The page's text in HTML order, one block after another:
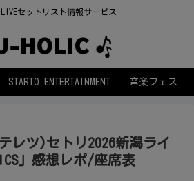
LIVEセットリスト情報サービス
STARTO ENTERTAINMENT 音楽フェス
レツ)セトリ2026新潟ライ
」感想レポ/座席表